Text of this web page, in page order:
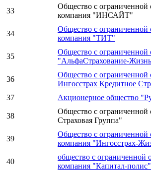
33
Общество с ограниченной
компания "ИНСАЙТ"
34
Общество с ограниченной
компания "ТИТ"
35
Общество с ограниченной
"АльфаСтрахование-
36
Общество с ограниченной
Ингосстрах Кредитное
37 Акционерное общество
38
Общество с ограниченной
Страховая Группа"
39
Общество с ограниченной
компания "Ингосстрах-
40
общество с ограниченной
компания "Капитал-полис"